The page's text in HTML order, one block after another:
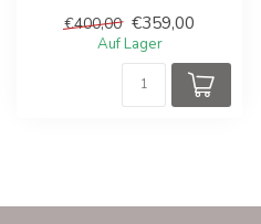
€400,00 €359,00
Auf Lager